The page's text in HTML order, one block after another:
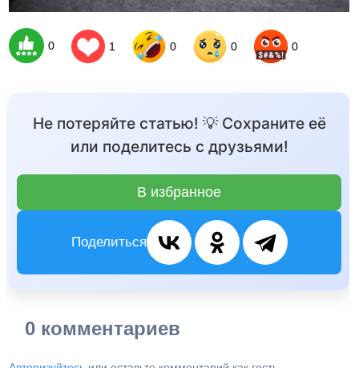
0 1 0 0 0
Не потеряйте статью! 💡 Сохраните её
или поделитесь с друзьями!
В избранное
Поделиться
0 комментариев